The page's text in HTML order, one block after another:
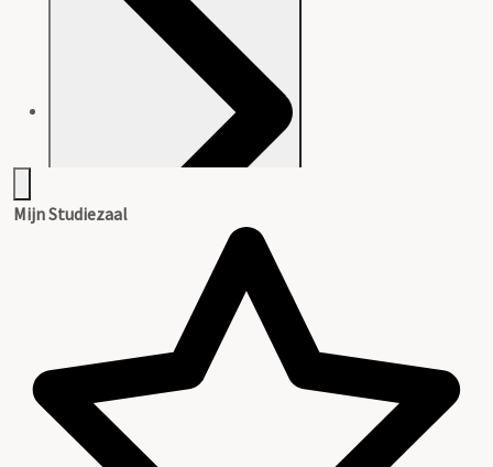
Aanwijzingen voor de gebruiker
Inleiding
Mijn Studiezaal